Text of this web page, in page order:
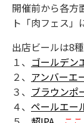
開催前から各方
ト「肉フェス」
出店ビールは8
１、 ゴールデン
２、 アンバーエ
３、 ブラウンポ
４、 ペールエー